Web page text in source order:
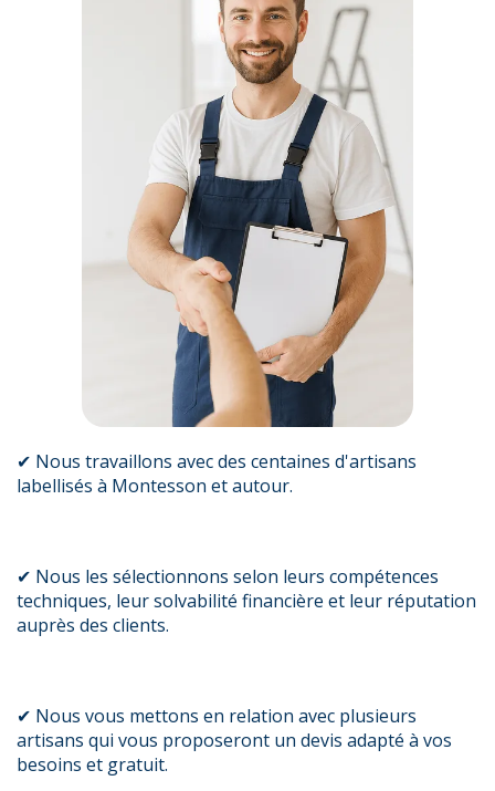
✔ Nous travaillons avec des centaines d'artisans
labellisés à Montesson et autour.
✔ Nous les sélectionnons selon leurs compétences
techniques, leur solvabilité financière et leur réputation
auprès des clients.
✔ Nous vous mettons en relation avec plusieurs
artisans qui vous proposeront un devis adapté à vos
besoins et gratuit.